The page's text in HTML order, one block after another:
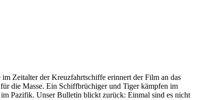
Zeitalter der Kreuzfahrtschiffe erinnert der Film an das
die Masse. Ein Schiffbrüchiger und Tiger kämpfen im
Pazifik. Unser Bulletin blickt zurück: Einmal sind es nicht